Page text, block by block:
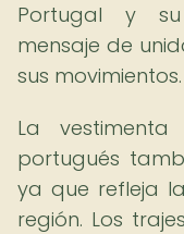
Portugal y
mensaje de
sus movimientos.
La
portugués
ya que refleja
región. Los